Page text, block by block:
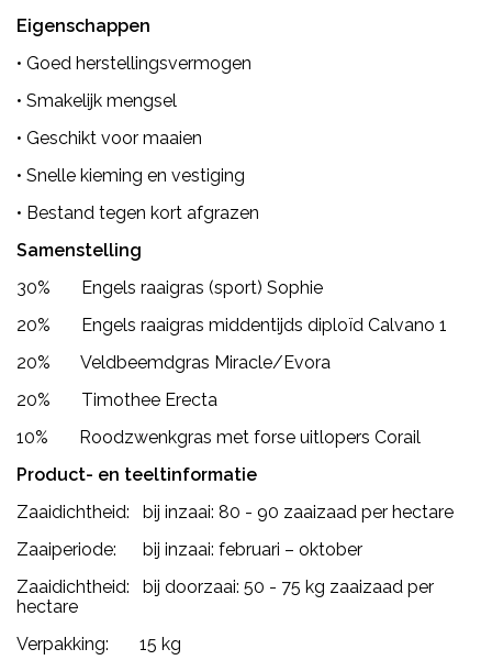
Eigenschappen
• Goed herstellingsvermogen
• Smakelijk mengsel
• Geschikt voor maaien
• Snelle kieming en vestiging
• Bestand tegen kort afgrazen
Samenstelling
30% Engels raaigras (sport) Sophie
20% Engels raaigras middentijds diploïd Calvano 1
20% Veldbeemdgras Miracle/Evora
20% Timothee Erecta
10% Roodzwenkgras met forse uitlopers Corail
Product- en teeltinformatie
Zaaidichtheid: bij inzaai: 80 - 90 zaaizaad per hectare
Zaaiperiode: bij inzaai: februari – oktober
Zaaidichtheid: bij doorzaai: 50 - 75 kg zaaizaad per
hectare
Verpakking: 15 kg